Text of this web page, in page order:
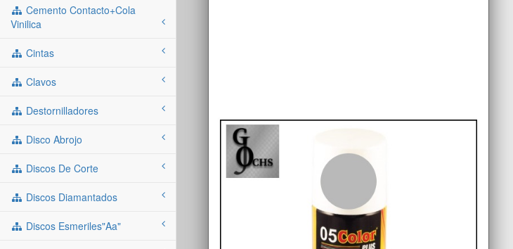
Cemento Contacto+cola
Vinilica
Cintas
Clavos
Destornilladores
Disco Abrojo
Discos De Corte
Discos Diamantados
Discos Esmeriles"aa"